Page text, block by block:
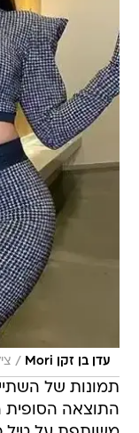
עדן בן זקן Mori /
תמונות של
התוצאה הסופית